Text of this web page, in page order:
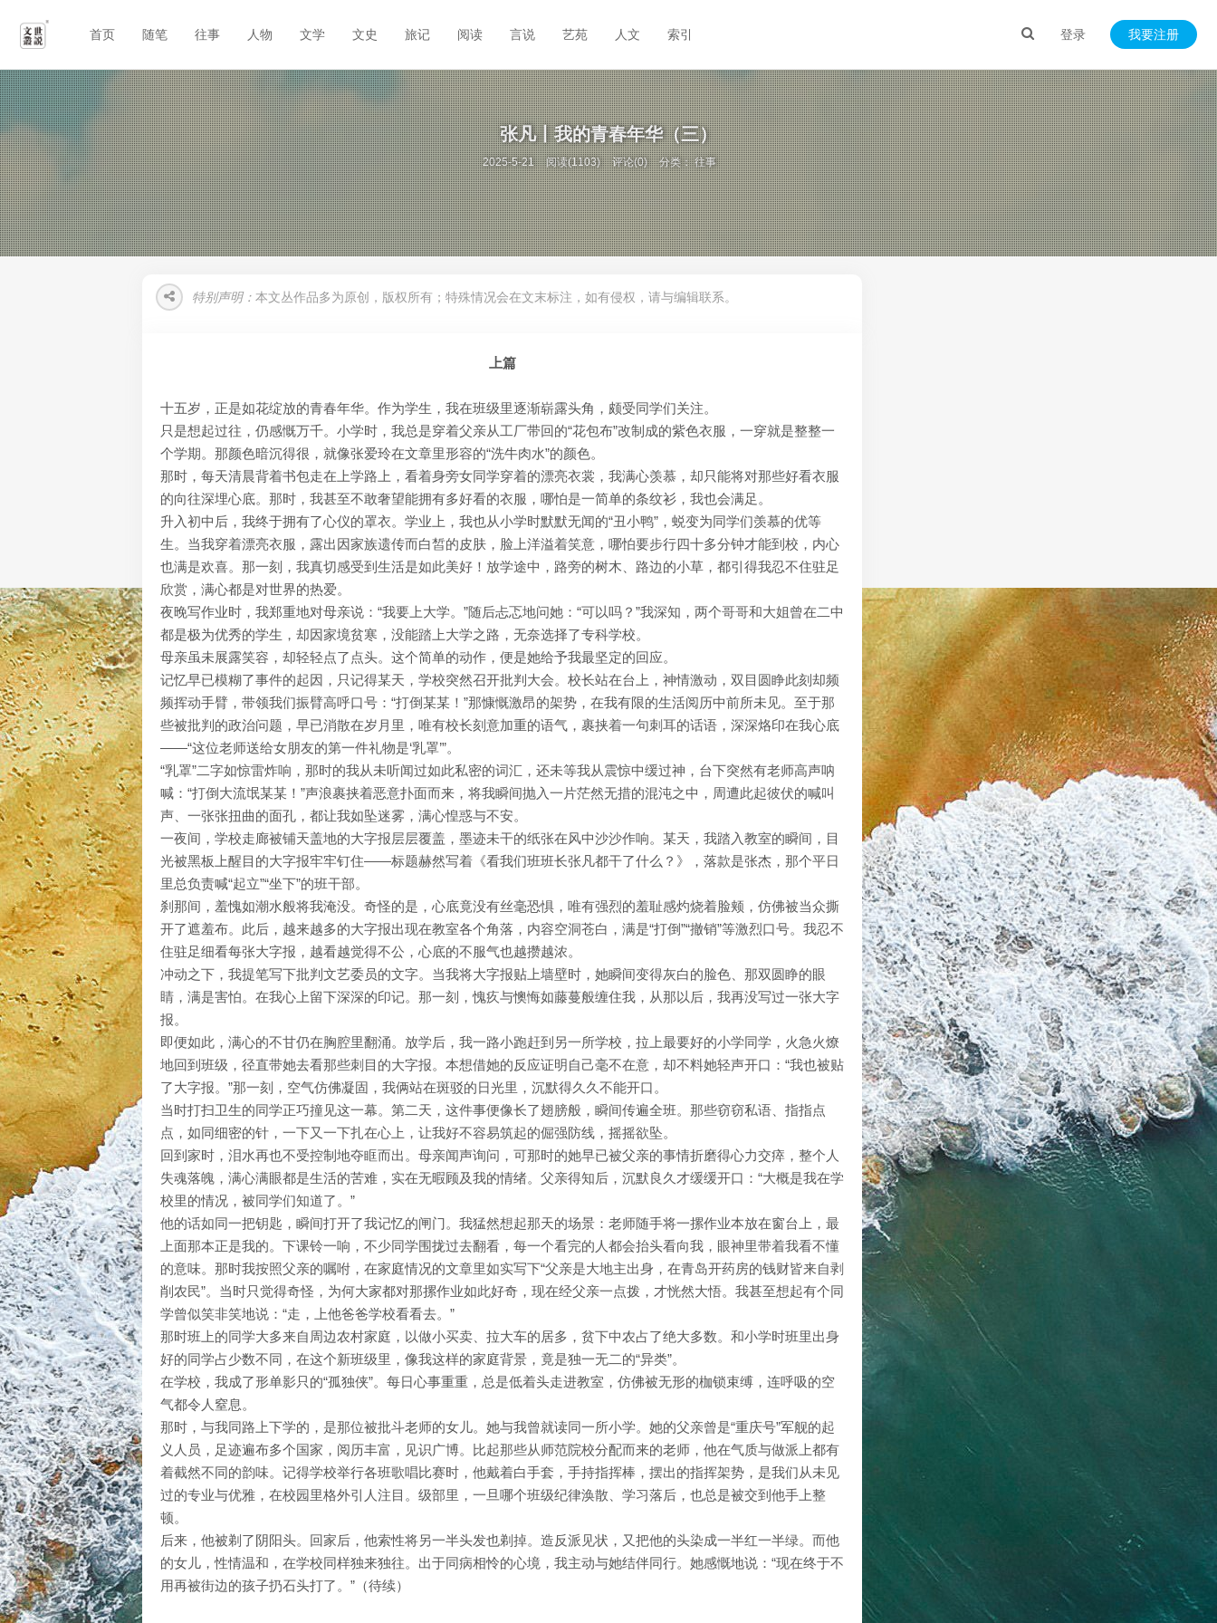
登录 我要注册
首页 随笔 往事 人物 文学 文史 旅记 阅读 言说 艺苑 人文 索引
张凡丨我的青春年华（三）
2025-5-21 阅读(1103) 评论(0) 分类：往事
特别声明： 本文丛作品多为原创，版权所有；特殊情况会在文末标注，如有侵权，请与编辑联系。
上篇
十五岁，正是如花绽放的青春年华。作为学生，我在班级里逐渐崭露头角，颇受同学们关注。
只是想起过往，仍感慨万千。小学时，我总是穿着父亲从工厂带回的“花包布”改制成的紫色衣服，一穿就是整整一
个学期。那颜色暗沉得很，就像张爱玲在文章里形容的“洗牛肉水”的颜色。
那时，每天清晨背着书包走在上学路上，看着身旁女同学穿着的漂亮衣裳，我满心羡慕，却只能将对那些好看衣服
的向往深埋心底。那时，我甚至不敢奢望能拥有多好看的衣服，哪怕是一简单的条纹衫，我也会满足。
升入初中后，我终于拥有了心仪的罩衣。学业上，我也从小学时默默无闻的“丑小鸭”，蜕变为同学们羡慕的优等
生。当我穿着漂亮衣服，露出因家族遗传而白皙的皮肤，脸上洋溢着笑意，哪怕要步行四十多分钟才能到校，内心
也满是欢喜。那一刻，我真切感受到生活是如此美好！放学途中，路旁的树木、路边的小草，都引得我忍不住驻足
欣赏，满心都是对世界的热爱。
夜晚写作业时，我郑重地对母亲说：“我要上大学。”随后忐忑地问她：“可以吗？”我深知，两个哥哥和大姐曾在二中
都是极为优秀的学生，却因家境贫寒，没能踏上大学之路，无奈选择了专科学校。
母亲虽未展露笑容，却轻轻点了点头。这个简单的动作，便是她给予我最坚定的回应。
记忆早已模糊了事件的起因，只记得某天，学校突然召开批判大会。校长站在台上，神情激动，双目圆睁此刻却频
频挥动手臂，带领我们振臂高呼口号：“打倒某某！”那慷慨激昂的架势，在我有限的生活阅历中前所未见。至于那
些被批判的政治问题，早已消散在岁月里，唯有校长刻意加重的语气，裹挟着一句刺耳的话语，深深烙印在我心底
——“这位老师送给女朋友的第一件礼物是‘乳罩’”。
“乳罩”二字如惊雷炸响，那时的我从未听闻过如此私密的词汇，还未等我从震惊中缓过神，台下突然有老师高声呐
喊：“打倒大流氓某某！”声浪裹挟着恶意扑面而来，将我瞬间抛入一片茫然无措的混沌之中，周遭此起彼伏的喊叫
声、一张张扭曲的面孔，都让我如坠迷雾，满心惶惑与不安。
一夜间，学校走廊被铺天盖地的大字报层层覆盖，墨迹未干的纸张在风中沙沙作响。某天，我踏入教室的瞬间，目
光被黑板上醒目的大字报牢牢钉住——标题赫然写着《看我们班班长张凡都干了什么？》，落款是张杰，那个平日
里总负责喊“起立”“坐下”的班干部。
刹那间，羞愧如潮水般将我淹没。奇怪的是，心底竟没有丝毫恐惧，唯有强烈的羞耻感灼烧着脸颊，仿佛被当众撕
开了遮羞布。此后，越来越多的大字报出现在教室各个角落，内容空洞苍白，满是“打倒”“撤销”等激烈口号。我忍不
住驻足细看每张大字报，越看越觉得不公，心底的不服气也越攒越浓。
冲动之下，我提笔写下批判文艺委员的文字。当我将大字报贴上墙壁时，她瞬间变得灰白的脸色、那双圆睁的眼
睛，满是害怕。在我心上留下深深的印记。那一刻，愧疚与懊悔如藤蔓般缠住我，从那以后，我再没写过一张大字
报。
即便如此，满心的不甘仍在胸腔里翻涌。放学后，我一路小跑赶到另一所学校，拉上最要好的小学同学，火急火燎
地回到班级，径直带她去看那些刺目的大字报。本想借她的反应证明自己毫不在意，却不料她轻声开口：“我也被贴
了大字报。”那一刻，空气仿佛凝固，我俩站在斑驳的日光里，沉默得久久不能开口。
当时打扫卫生的同学正巧撞见这一幕。第二天，这件事便像长了翅膀般，瞬间传遍全班。那些窃窃私语、指指点
点，如同细密的针，一下又一下扎在心上，让我好不容易筑起的倔强防线，摇摇欲坠。
回到家时，泪水再也不受控制地夺眶而出。母亲闻声询问，可那时的她早已被父亲的事情折磨得心力交瘁，整个人
失魂落魄，满心满眼都是生活的苦难，实在无暇顾及我的情绪。父亲得知后，沉默良久才缓缓开口：“大概是我在学
校里的情况，被同学们知道了。”
他的话如同一把钥匙，瞬间打开了我记忆的闸门。我猛然想起那天的场景：老师随手将一摞作业本放在窗台上，最
上面那本正是我的。下课铃一响，不少同学围拢过去翻看，每一个看完的人都会抬头看向我，眼神里带着我看不懂
的意味。那时我按照父亲的嘱咐，在家庭情况的文章里如实写下“父亲是大地主出身，在青岛开药房的钱财皆来自剥
削农民”。当时只觉得奇怪，为何大家都对那摞作业如此好奇，现在经父亲一点拨，才恍然大悟。我甚至想起有个同
学曾似笑非笑地说：“走，上他爸爸学校看看去。”
那时班上的同学大多来自周边农村家庭，以做小买卖、拉大车的居多，贫下中农占了绝大多数。和小学时班里出身
好的同学占少数不同，在这个新班级里，像我这样的家庭背景，竟是独一无二的“异类”。
在学校，我成了形单影只的“孤独侠”。每日心事重重，总是低着头走进教室，仿佛被无形的枷锁束缚，连呼吸的空
气都令人窒息。
那时，与我同路上下学的，是那位被批斗老师的女儿。她与我曾就读同一所小学。她的父亲曾是“重庆号”军舰的起
义人员，足迹遍布多个国家，阅历丰富，见识广博。比起那些从师范院校分配而来的老师，他在气质与做派上都有
着截然不同的韵味。记得学校举行各班歌唱比赛时，他戴着白手套，手持指挥棒，摆出的指挥架势，是我们从未见
过的专业与优雅，在校园里格外引人注目。级部里，一旦哪个班级纪律涣散、学习落后，也总是被交到他手上整
顿。
后来，他被剃了阴阳头。回家后，他索性将另一半头发也剃掉。造反派见状，又把他的头染成一半红一半绿。而他
的女儿，性情温和，在学校同样独来独往。出于同病相怜的心境，我主动与她结伴同行。她感慨地说：“现在终于不
用再被街边的孩子扔石头打了。”（待续）